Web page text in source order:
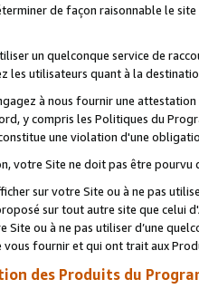
de façon raisonnable le
un quelconque service de
les utilisateurs quant à la
à nous fournir une
y compris les Politiques du
une violation d'une
votre Site ne doit pas être
sur votre Site ou à ne pas
sur tout autre site que celui
Site ou à ne pas utiliser d’une
vous fournir et qui ont trait aux
des Produits du